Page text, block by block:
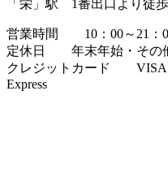
「栄」駅 1番出口より徒
営業時間 10：00～21：00
定休日 年末年始・その
クレジットカード VISA／
Express